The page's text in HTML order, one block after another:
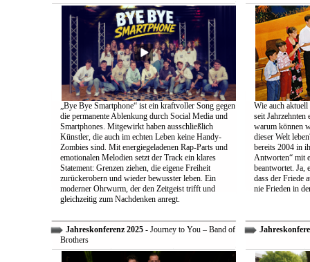
„Bye Bye Smartphone“ ist ein kraftvoller Song gegen
die permanente Ablenkung durch Social Media und
Smartphones. Mitgewirkt haben ausschließlich
Künstler, die auch im echten Leben keine Handy-
Zombies sind. Mit energiegeladenen Rap-Parts und
emotionalen Melodien setzt der Track ein klares
Statement: Grenzen ziehen, die eigene Freiheit
zurückerobern und wieder bewusster leben. Ein
moderner Ohrwurm, der den Zeitgeist trifft und
gleichzeitig zum Nachdenken anregt.
Wie auch
seit Jahrzehnten
warum können
dieser Welt
bereits 2004 in
Antworten“ mit
beantwortet. Ja,
dass der Friede
nie Frieden in
Jahreskonferenz 2025- Journey to You – Band of
Brothers